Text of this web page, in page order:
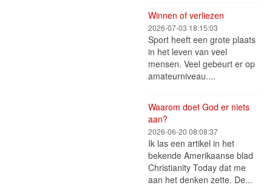
Winnen of verliezen
2026-07-03 18:15:03
Sport heeft een grote plaats
in het leven van veel
mensen. Veel gebeurt er op
amateurniveau....
Waarom doet God er niets
aan?
2026-06-20 08:08:37
Ik las een artikel in het
bekende Amerikaanse blad
Christianity Today dat me
aan het denken zette. De...